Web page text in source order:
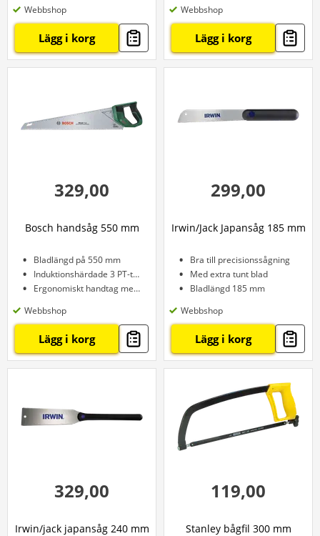
Webbshop
Lägg i korg
Webbshop
Lägg i korg
329,00
Bosch handsåg 550 mm
Bladlängd på 550 mm
Induktionshärdade 3 PT-tänder
Ergonomiskt handtag med mjukt grepp
Webbshop
Lägg i korg
299,00
Irwin/Jack Japansåg 185 mm
Bra till precisionssågning
Med extra tunt blad
Bladlängd 185 mm
Webbshop
Lägg i korg
329,00
Irwin/jack japansåg 240 mm
119,00
Stanley bågfil 300 mm